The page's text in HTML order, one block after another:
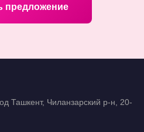
предложение
Ташкент, Чиланзарский р-н, 20-